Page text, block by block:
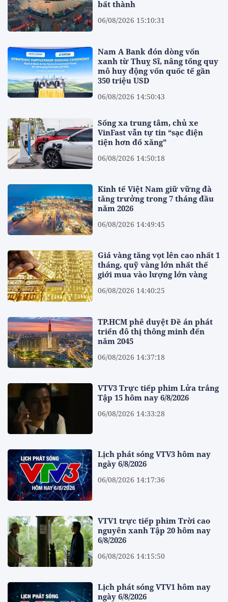
bất thành
06/08/2026 15:10:31
Nam A Bank đón dòng vốn
xanh từ Thuỵ Sĩ, nâng tổng quy
mô huy động vốn quốc tế gần
350 triệu USD
06/08/2026 14:50:43
Sống xa trung tâm, chủ xe
VinFast vẫn tự tin “sạc điện
tiện hơn đổ xăng”
06/08/2026 14:50:18
Kinh tế Việt Nam giữ vững đà
tăng trưởng trong 7 tháng đầu
năm 2026
06/08/2026 14:49:45
Giá vàng tăng vọt lên cao nhất 1
tháng, quỹ vàng lớn nhất thế
giới mua vào lượng lớn vàng
06/08/2026 14:40:25
TP.HCM phê duyệt Đề án phát
triển đô thị thông minh đến
năm 2045
06/08/2026 14:37:18
VTV3 Trực tiếp phim Lửa trắng
Tập 15 hôm nay 6/8/2026
06/08/2026 14:33:28
Lịch phát sóng VTV3 hôm nay
ngày 6/8/2026
06/08/2026 14:17:36
VTV1 trực tiếp phim Trời cao
nguyên xanh Tập 20 hôm nay
6/8/2026
06/08/2026 14:15:50
Lịch phát sóng VTV1 hôm nay
ngày 6/8/2026